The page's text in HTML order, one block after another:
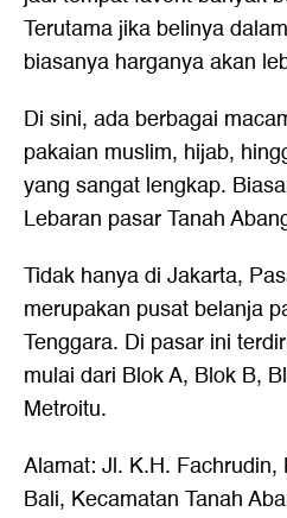
Terutama jika belinya
biasanya harganya akan
Di sini, ada berbagai
pakaian muslim, hijab,
yang sangat lengkap.
Lebaran pasar Tanah
Tidak hanya di Jakarta,
merupakan pusat belanja
Tenggara. Di pasar ini
mulai dari Blok A, Blok B,
Metroitu.
Alamat: Jl. K.H.
Bali, Kecamatan Tanah